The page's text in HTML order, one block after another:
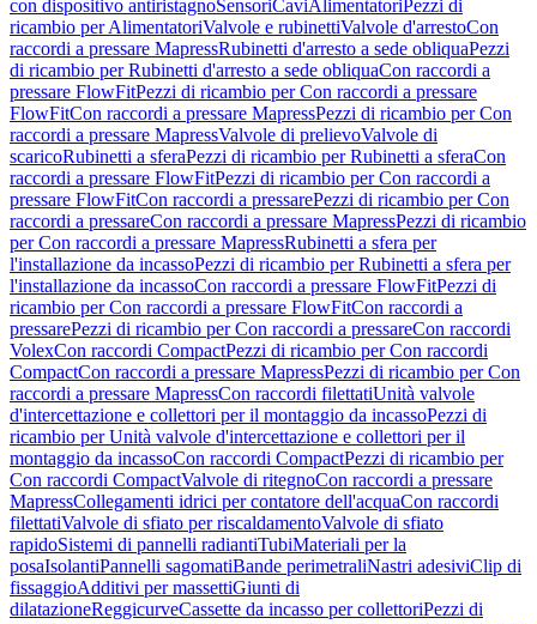
con dispositivo antiristagnoSensoriCaviAlimentatori Pezzi di
ricambio per AlimentatoriValvole e rubinettiValvole d'arrestoCon
raccordi a pressare MapressRubinetti d'arresto a sede obliquaPezzi
di ricambio per Rubinetti d'arresto a sede obliquaCon raccordi a
pressare FlowFitPezzi di ricambio per Con raccordi a pressare
FlowFitCon raccordi a pressare MapressPezzi di ricambio per Con
raccordi a pressare MapressValvole di prelievoValvole di
scaricoRubinetti a sferaPezzi di ricambio per Rubinetti a sferaCon
raccordi a pressare FlowFitPezzi di ricambio per Con raccordi a
pressare FlowFitCon raccordi a pressarePezzi di ricambio per Con
raccordi a pressareCon raccordi a pressare MapressPezzi di ricambio
per Con raccordi a pressare MapressRubinetti a sfera per
l'installazione da incassoPezzi di ricambio per Rubinetti a sfera per
l'installazione da incassoCon raccordi a pressare FlowFitPezzi di
ricambio per Con raccordi a pressare FlowFitCon raccordi a
pressarePezzi di ricambio per Con raccordi a pressareCon raccordi
VolexCon raccordi CompactPezzi di ricambio per Con raccordi
CompactCon raccordi a pressare MapressPezzi di ricambio per Con
raccordi a pressare MapressCon raccordi filettatiUnità valvole
d'intercettazione e collettori per il montaggio da incassoPezzi di
ricambio per Unità valvole d'intercettazione e collettori per il
montaggio da incassoCon raccordi CompactPezzi di ricambio per
Con raccordi CompactValvole di ritegnoCon raccordi a pressare
MapressCollegamenti idrici per contatore dell'acquaCon raccordi
filettatiValvole di sfiato per riscaldamentoValvole di sfiato
rapidoSistemi di pannelli radiantiTubiMateriali per la
posaIsolantiPannelli sagomatiBande perimetraliNastri adesiviClip di
fissaggioAdditivi per massettiGiunti di
dilatazioneReggicurveCassette da incasso per collettoriPezzi di